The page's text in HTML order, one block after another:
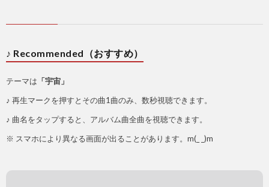
♪ Recommended（おすすめ）
テーマは 「宇宙」
♪ 再生マークを押すとその曲1曲のみ、数秒視聴できます。
♪ 曲名をタップすると、アルバム曲全曲を視聴できます。
※ スマホにより異なる画面が出ることがあります。m(_ _)m